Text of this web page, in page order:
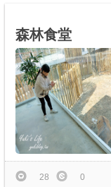
森林食堂
28 0